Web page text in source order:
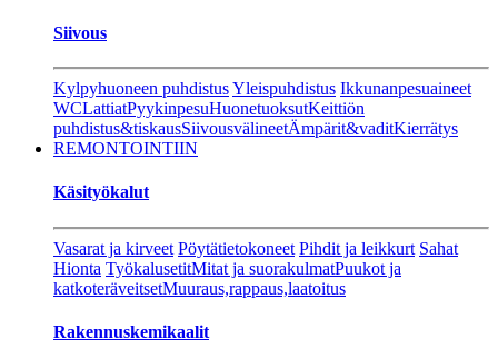
Siivous
Kylpyhuoneen puhdistusYleispuhdistus Ikkunanpesuaineet
WCLattiatPyykinpesuHuonetuoksutKeittiön
puhdistus&tiskausSiivousvälineetÄmpärit&vaditKierrätys
REMONTOINTIIN
Käsityökalut
Vasarat ja kirveet Pöytätietokoneet Pihdit ja leikkurt Sahat
Hionta TyökalusetitMitat ja suorakulmatPuukot ja
katkoteräveitsetMuuraus,rappaus,laatoitus
Rakennuskemikaalit